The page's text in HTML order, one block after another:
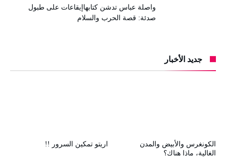
واصلة عباس تدشن كتابهاإيقاعات على طبول
صدئة: قصة الحرب والسلام
جديد الأخبار
اريتو تمكين السرور !!
الكونغرس والأبيض والمدن
الغالية، ماذا هناك؟